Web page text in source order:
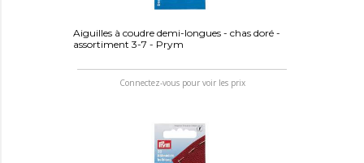
Aiguilles à coudre demi-longues - chas doré -
assortiment 3-7 - Prym
Connectez-vous pour voir les prix